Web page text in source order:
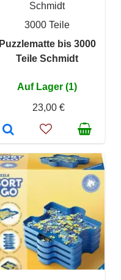
Schmidt
3000 Teile
Puzzlematte bis 3000
Teile Schmidt
Auf Lager (1)
23,00 €